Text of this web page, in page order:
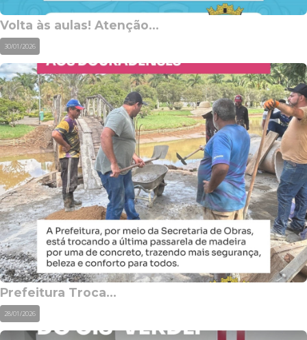
Volta às aulas! Atenção...
30/01/2026
Prefeitura Troca...
28/01/2026